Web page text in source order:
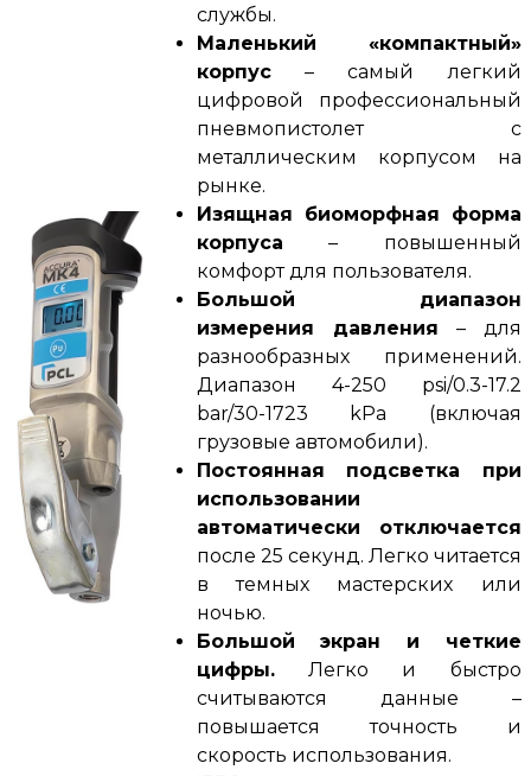
службы.
Маленький «компактный»
корпус– самый легкий
цифровой профессиональный
пневмопистолет с
металлическим корпусом на
рынке.
Изящная биоморфная форма
корпуса – повышенный
комфорт для пользователя.
Большой диапазон
измерения давления – для
разнообразных применений.
Диапазон 4-250 psi/0.3-17.2
bar/30-1723 kPa (включая
грузовые автомобили).
Постоянная подсветка при
использовании
автоматически отключается
после 25 секунд. Легко читается
в темных мастерских или
ночью.
Большой экран и четкие
цифры.Легко и быстро
считываются данные –
повышается точность и
скорость использования.